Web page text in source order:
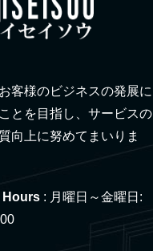
客様のビジネスの発展に
とを目指し、サービスの
向上に努めてまいりま
Hours : 月曜日～金曜日: